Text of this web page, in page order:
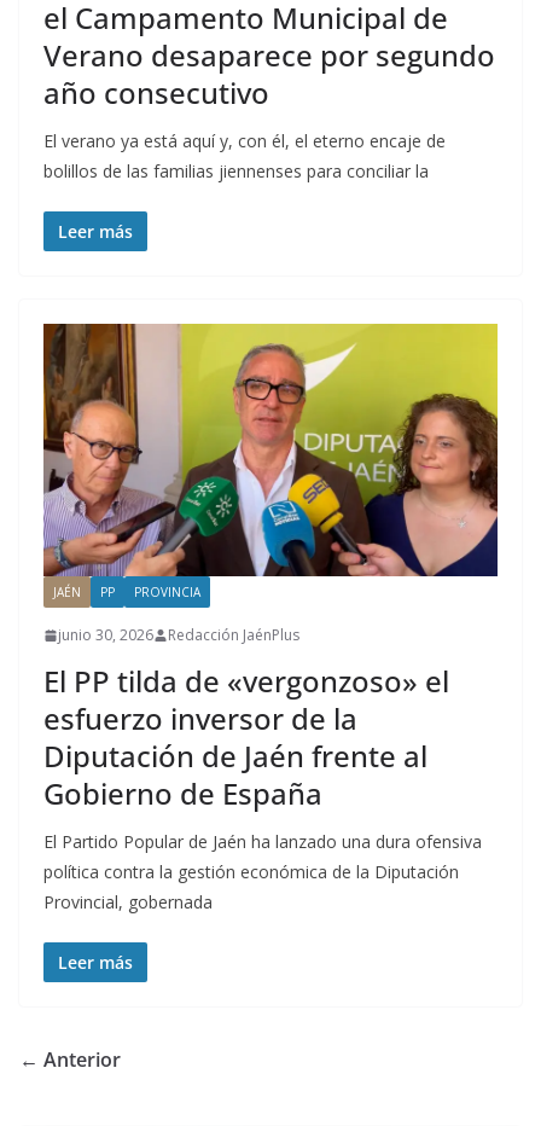
el Campamento Municipal de
Verano desaparece por segundo
año consecutivo
El verano ya está aquí y, con él, el eterno encaje de
bolillos de las familias jiennenses para conciliar la
Leer más
JAÉN PP PROVINCIA
junio 30, 2026 Redacción JaénPlus
El PP tilda de «vergonzoso» el
esfuerzo inversor de la
Diputación de Jaén frente al
Gobierno de España
El Partido Popular de Jaén ha lanzado una dura ofensiva
política contra la gestión económica de la Diputación
Provincial, gobernada
Leer más
← Anterior